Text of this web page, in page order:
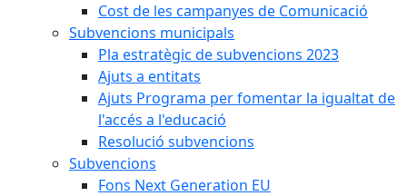
Cost de les campanyes de Comunicació
Subvencions municipals
Pla estratègic de subvencions 2023
Ajuts a entitats
Ajuts Programa per fomentar la igualtat de
l'accés a l'educació
Resolució subvencions
Subvencions
Fons Next Generation EU